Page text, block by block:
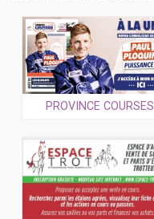
PROVINCE COURSES